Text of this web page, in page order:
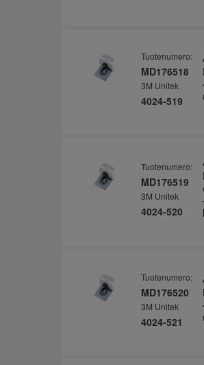
Tuotenumero:
MD176518
3M Unitek
4024-519
Tuotenumero:
MD176519
3M Unitek
4024-520
Tuotenumero:
MD176520
3M Unitek
4024-521